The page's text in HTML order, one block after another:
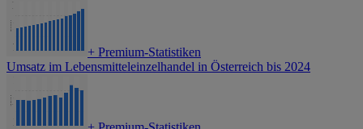
+ Premium-Statistiken
Umsatz im Lebensmitteleinzelhandel in Österreich bis 2024